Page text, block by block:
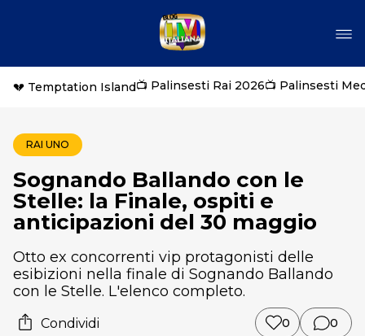
💔 Temptation Island📺 Palinsesti Rai 2026📺 Palinsesti
RAI UNO
Sognando Ballando con le
Stelle: la Finale, ospiti e
anticipazioni del 30 maggio
Otto ex concorrenti vip protagonisti delle
esibizioni nella finale di Sognando Ballando
con le Stelle. L'elenco completo.
Condividi 0 0